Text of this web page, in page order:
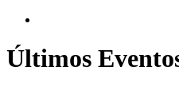
Últimos